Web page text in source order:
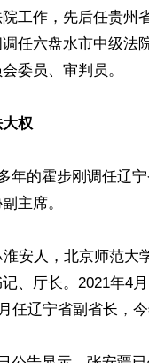
工作，先后任贵州
任六盘水市中级法
委员、审判员。
权
年的霍步刚调任辽
主席。
安人，北京师范大
、厅长。2021年4
任辽宁省副省长，